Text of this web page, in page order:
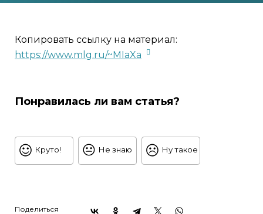
Копировать ссылку на материал:
https://www.mlg.ru/~MIaXa
Понравилась ли вам статья?
Круто! Не знаю Ну такое
Поделиться